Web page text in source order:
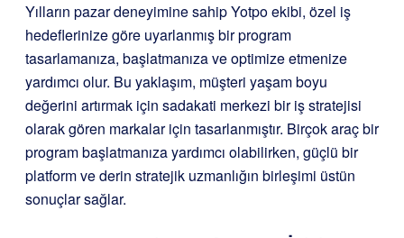
Yılların pazar deneyimine sahip Yotpo ekibi, özel iş
hedeflerinize göre uyarlanmış bir program
tasarlamanıza, başlatmanıza ve optimize etmenize
yardımcı olur. Bu yaklaşım, müşteri yaşam boyu
değerini artırmak için sadakati merkezi bir iş stratejisi
olarak gören markalar için tasarlanmıştır. Birçok araç bir
program başlatmanıza yardımcı olabilirken, güçlü bir
platform ve derin stratejik uzmanlığın birleşimi üstün
sonuçlar sağlar.